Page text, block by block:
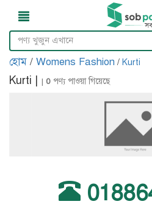
হোম / Womens Fashion / Kurti
Kurti | | 0 পণ্য পাওয়া গিয়েছে